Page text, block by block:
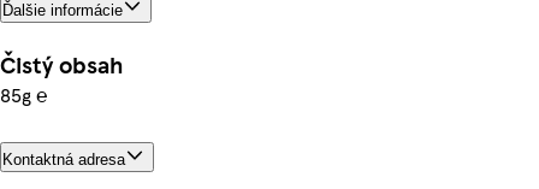
Ďalšie informácie
Čistý obsah
85g ℮
Kontaktná adresa